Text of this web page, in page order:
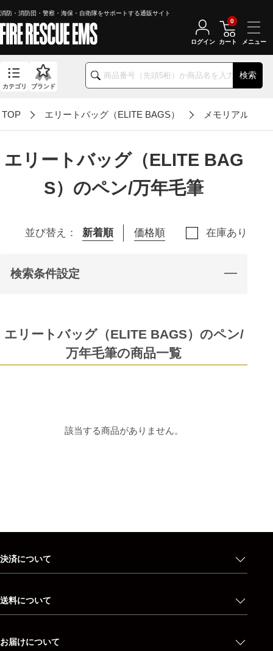
消防・消防団・警察・海保・自衛隊をサポートする通販サイト
検索
カテゴリ ブランド
ログイン カート
0
TOP エリートバッグ（ELITE BAGS） メモリアルギフ
エリートバッグ（ELITE BAG
S）のペン/万年毛筆
並び替え： 新着順 価格順 在庫あり
検索条件設定
エリートバッグ（ELITE BAGS）のペン/
万年毛筆の商品一覧
該当する商品がありません。
決済について
送料について
お届けについて